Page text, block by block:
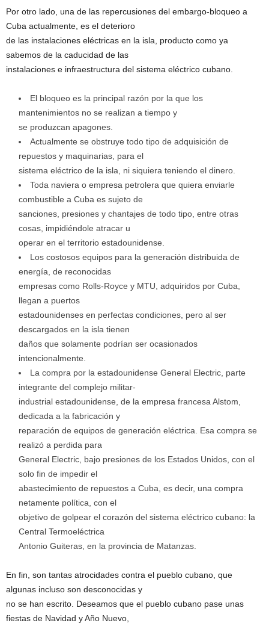
Por otro lado, una de las repercusiones del embargo-bloqueo a
Cuba actualmente, es el deterioro
de las instalaciones eléctricas en la isla, producto como ya
sabemos de la caducidad de las
instalaciones e infraestructura del sistema eléctrico cubano.
El bloqueo es la principal razón por la que los
mantenimientos no se realizan a tiempo y
se produzcan apagones.
Actualmente se obstruye todo tipo de adquisición de
repuestos y maquinarias, para el
sistema eléctrico de la isla, ni siquiera teniendo el dinero.
Toda naviera o empresa petrolera que quiera enviarle
combustible a Cuba es sujeto de
sanciones, presiones y chantajes de todo tipo, entre otras
cosas, impidiéndole atracar u
operar en el territorio estadounidense.
Los costosos equipos para la generación distribuida de
energía, de reconocidas
empresas como Rolls-Royce y MTU, adquiridos por Cuba,
llegan a puertos
estadounidenses en perfectas condiciones, pero al ser
descargados en la isla tienen
daños que solamente podrían ser ocasionados
intencionalmente.
La compra por la estadounidense General Electric, parte
integrante del complejo militar-
industrial estadounidense, de la empresa francesa Alstom,
dedicada a la fabricación y
reparación de equipos de generación eléctrica. Esa compra se
realizó a perdida para
General Electric, bajo presiones de los Estados Unidos, con el
solo fin de impedir el
abastecimiento de repuestos a Cuba, es decir, una compra
netamente política, con el
objetivo de golpear el corazón del sistema eléctrico cubano: la
Central Termoeléctrica
Antonio Guiteras, en la provincia de Matanzas.
En fin, son tantas atrocidades contra el pueblo cubano, que
algunas incluso son desconocidas y
no se han escrito. Deseamos que el pueblo cubano pase unas
fiestas de Navidad y Año Nuevo,